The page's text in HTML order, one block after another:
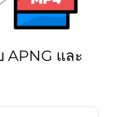
APNG และ